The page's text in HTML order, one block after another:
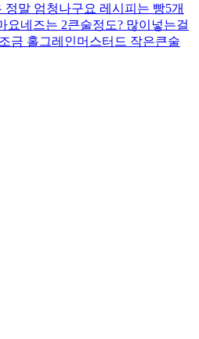
말 엄청나구요 레시피는 빵5개
요네즈는 2큰술정도? 많이넣는걸
금 홀그레인머스터드 작은큰술